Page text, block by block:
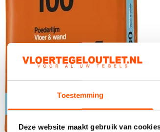
Toestemming
Deze website maakt gebruik van